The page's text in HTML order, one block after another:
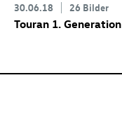
30.06.18 26 Bilder
Touran 1. Generation